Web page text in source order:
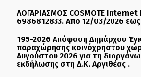
ΛΟΓΑΡΙΑΣΜΟΣ COSMOTE Internet
6986812833. Απο 12/03/2026
195-2026 Απόφαση Δημάρχου
παραχώρησης κοινόχρηστου
Αυγούστου 2026 για τη
εκδήλωσης στη Δ.Κ. Αργιθέας .